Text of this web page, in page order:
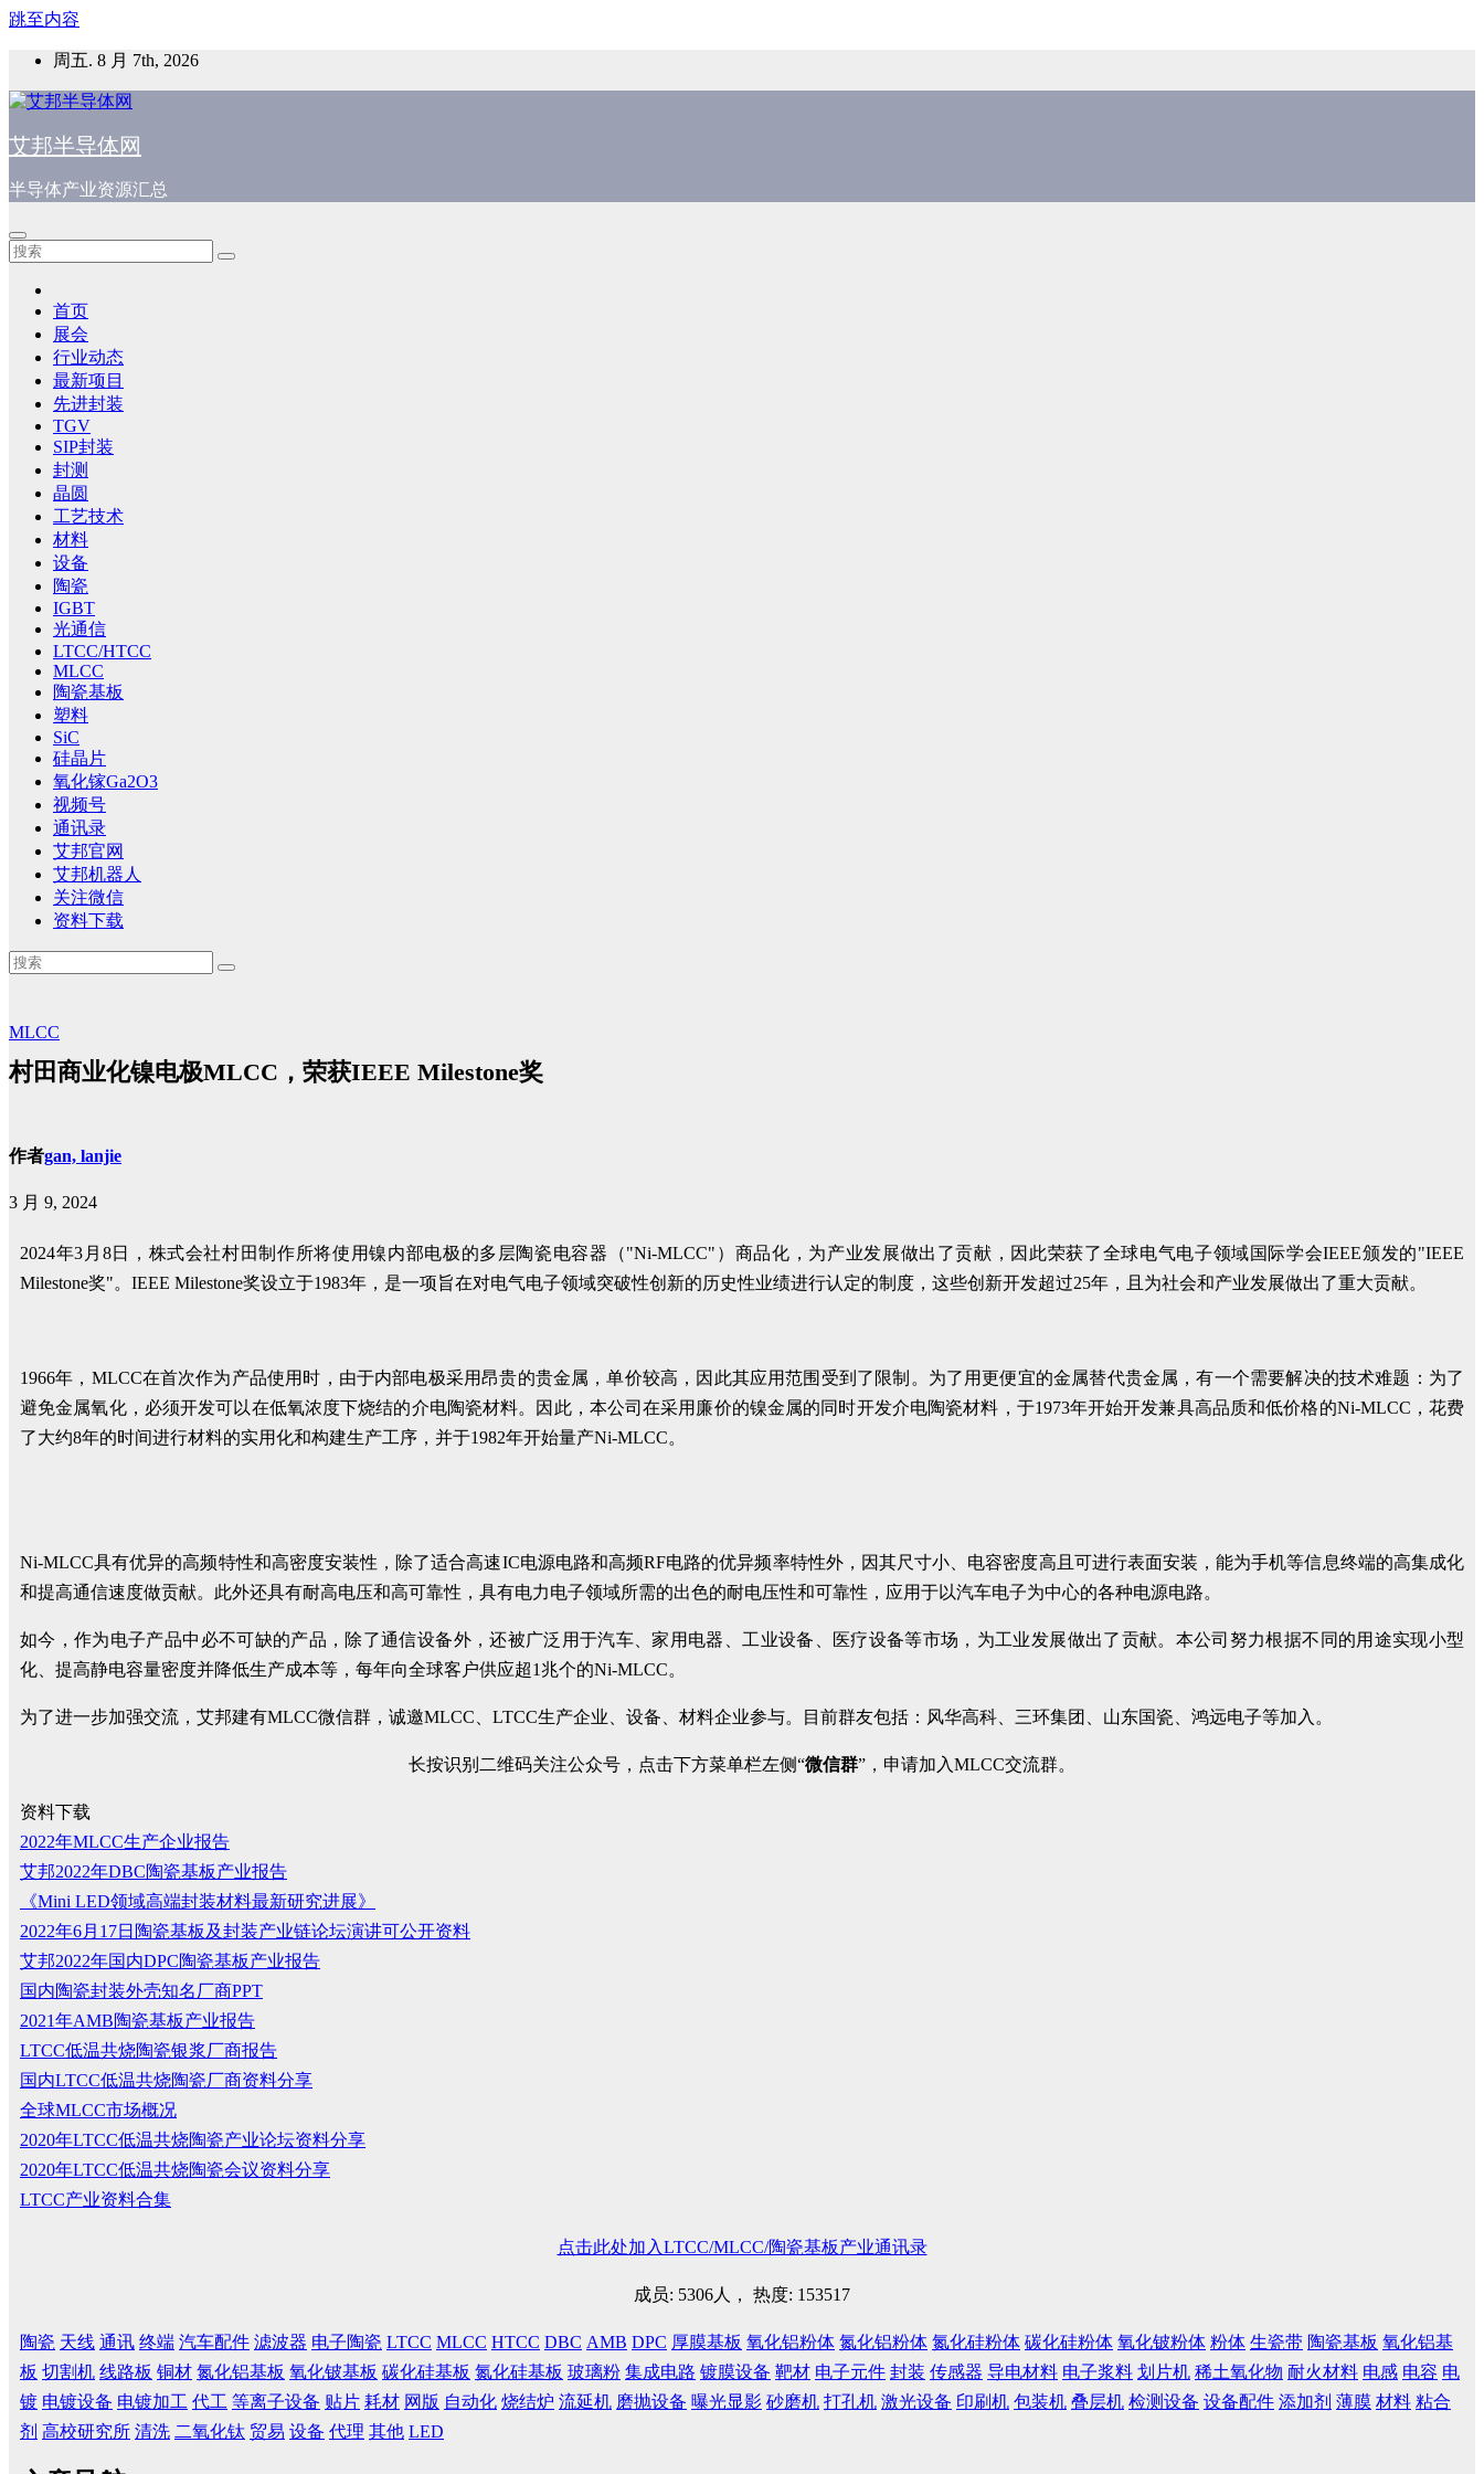
跳至内容
周五. 8 月 7th, 2026
艾邦半导体网
半导体产业资源汇总
首页
展会
行业动态
最新项目
先进封装
TGV
SIP封装
封测
晶圆
工艺技术
材料
设备
陶瓷
IGBT
光通信
LTCC/HTCC
MLCC
陶瓷基板
塑料
SiC
硅晶片
氧化镓Ga2O3
视频号
通讯录
艾邦官网
艾邦机器人
关注微信
资料下载
MLCC
村田商业化镍电极MLCC，荣获IEEE Milestone奖
作者gan, lanjie
3 月 9, 2024
2024年3月8日，株式会社村田制作所将使用镍内部电极的多层陶瓷电容器（"Ni-MLCC"）商品化，为产业发展做出了贡献，因此荣获了全球电气电子领域国际学会IEEE颁发的"IEEE
Milestone奖"。IEEE Milestone奖设立于1983年，是一项旨在对电气电子领域突破性创新的历史性业绩进行认定的制度，这些创新开发超过25年，且为社会和产业发展做出了重大贡献。
1966年，MLCC在首次作为产品使用时，由于内部电极采用昂贵的贵金属，单价较高，因此其应用范围受到了限制。为了用更便宜的金属替代贵金属，有一个需要解决的技术难题：为了
避免金属氧化，必须开发可以在低氧浓度下烧结的介电陶瓷材料。因此，本公司在采用廉价的镍金属的同时开发介电陶瓷材料，于1973年开始开发兼具高品质和低价格的Ni-MLCC，花费
了大约8年的时间进行材料的实用化和构建生产工序，并于1982年开始量产Ni-MLCC。
Ni-MLCC具有优异的高频特性和高密度安装性，除了适合高速IC电源电路和高频RF电路的优异频率特性外，因其尺寸小、电容密度高且可进行表面安装，能为手机等信息终端的高集成化
和提高通信速度做贡献。此外还具有耐高电压和高可靠性，具有电力电子领域所需的出色的耐电压性和可靠性，应用于以汽车电子为中心的各种电源电路。
如今，作为电子产品中必不可缺的产品，除了通信设备外，还被广泛用于汽车、家用电器、工业设备、医疗设备等市场，为工业发展做出了贡献。本公司努力根据不同的用途实现小型
化、提高静电容量密度并降低生产成本等，每年向全球客户供应超1兆个的Ni-MLCC。
为了进一步加强交流，艾邦建有MLCC微信群，诚邀MLCC、LTCC生产企业、设备、材料企业参与。目前群友包括：风华高科、三环集团、山东国瓷、鸿远电子等加入。
长按识别二维码关注公众号，点击下方菜单栏左侧“微信群”，申请加入MLCC交流群。
资料下载
2022年MLCC生产企业报告
艾邦2022年DBC陶瓷基板产业报告
《Mini LED领域高端封装材料最新研究进展》
2022年6月17日陶瓷基板及封装产业链论坛演讲可公开资料
艾邦2022年国内DPC陶瓷基板产业报告
国内陶瓷封装外壳知名厂商PPT
2021年AMB陶瓷基板产业报告
LTCC低温共烧陶瓷银浆厂商报告
国内LTCC低温共烧陶瓷厂商资料分享
全球MLCC市场概况
2020年LTCC低温共烧陶瓷产业论坛资料分享
2020年LTCC低温共烧陶瓷会议资料分享
LTCC产业资料合集
点击此处加入LTCC/MLCC/陶瓷基板产业通讯录
成员: 5306人， 热度: 153517
陶瓷 天线 通讯 终端 汽车配件 滤波器 电子陶瓷 LTCC MLCC HTCC DBC AMB DPC 厚膜基板 氧化铝粉体 氮化铝粉体 氮化硅粉体 碳化硅粉体 氧化铍粉体 粉体 生瓷带 陶瓷基板 氧化铝基
板 切割机 线路板 铜材 氮化铝基板 氧化铍基板 碳化硅基板 氮化硅基板 玻璃粉 集成电路 镀膜设备 靶材 电子元件 封装 传感器 导电材料 电子浆料 划片机 稀土氧化物 耐火材料 电感 电容 电
镀 电镀设备 电镀加工 代工 等离子设备 贴片 耗材 网版 自动化 烧结炉 流延机 磨抛设备 曝光显影 砂磨机 打孔机 激光设备 印刷机 包装机 叠层机 检测设备 设备配件 添加剂 薄膜 材料 粘合
剂 高校研究所 清洗 二氧化钛 贸易 设备 代理 其他 LED